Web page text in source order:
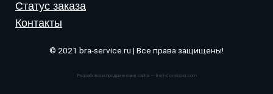
Статус заказа
Контакты
© 2021 bra-service.ru | Все права защищены!
Разработка и продвижение сайта — Inet-developer.com